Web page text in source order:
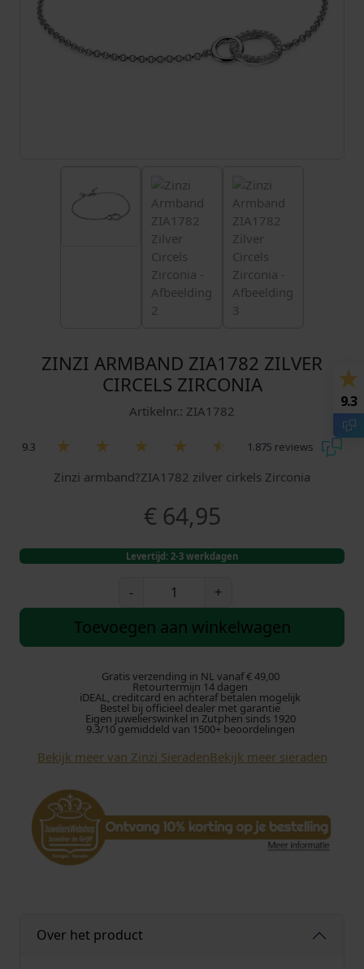
ZINZI ARMBAND ZIA1782 ZILVER
CIRCELS ZIRCONIA
Artikelnr.: ZIA1782
9.3 1.875 reviews
Zinzi armband?ZIA1782 zilver cirkels Zirconia
€64,95
Levertijd: 2-3 werkdagen
-
n
A
r
m
b
n
I
A
i
+
Toevoegen aan winkelwagen
Gratis verzending in NL vanaf € 49,00
Retourtermijn 14 dagen
iDEAL, creditcard en achteraf betalen mogelijk
Bestel bij officieel dealer met garantie
Eigen juwelierswinkel in Zutphen sinds 1920
9.3/10 gemiddeld van 1500+ beoordelingen
Bekijk meer van Zinzi SieradenBekijk meer sieraden
Over het product
9.3